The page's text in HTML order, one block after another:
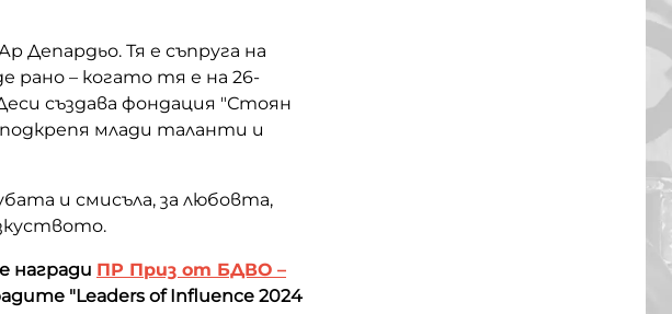
Депардьо. Тя е съпруга на
рано – когато тя е на 26-
създава фондация "Стоян
млади таланти и
и смисъла, за любовта,
награди ПР Приз от БДВО –
"Leaders of Influence 2024